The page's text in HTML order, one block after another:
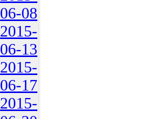
06-08
2015-
06-13
2015-
06-17
2015-